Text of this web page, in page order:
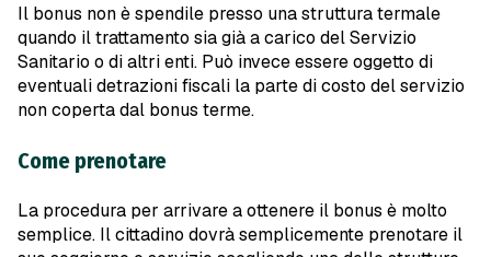
Il bonus non è spendile presso una struttura termale
quando il trattamento sia già a carico del Servizio
Sanitario o di altri enti. Può invece essere oggetto di
eventuali detrazioni fiscali la parte di costo del servizio
non coperta dal bonus terme.
Come prenotare
La procedura per arrivare a ottenere il bonus è molto
semplice. Il cittadino dovrà semplicemente prenotare il